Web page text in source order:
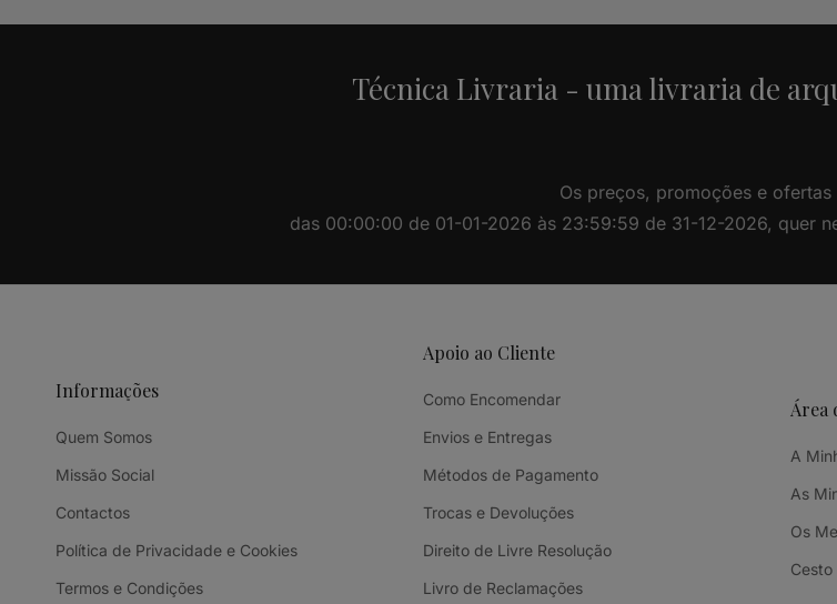
Técnica Livraria - uma livraria de
Os preços, promoções e
das 00:00:00 de 01-01-2026 às 23:59:59 de 31-12-2026, quer
Informações
Quem Somos
Missão Social
Contactos
Política de Privacidade e Cookies
Termos e Condições
Apoio ao Cliente
Como Encomendar
Envios e Entregas
Métodos de Pagamento
Trocas e Devoluções
Direito de Livre Resolução
Livro de Reclamações
Área
A
As
Os